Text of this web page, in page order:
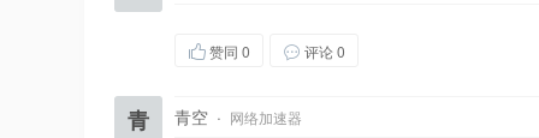
赞同 0 评论 0
青 青空 · 网络加速器